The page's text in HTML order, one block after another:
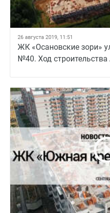
26 августа 2019, 11:51
ЖК «Осановские зори»
№40. Ход строительства